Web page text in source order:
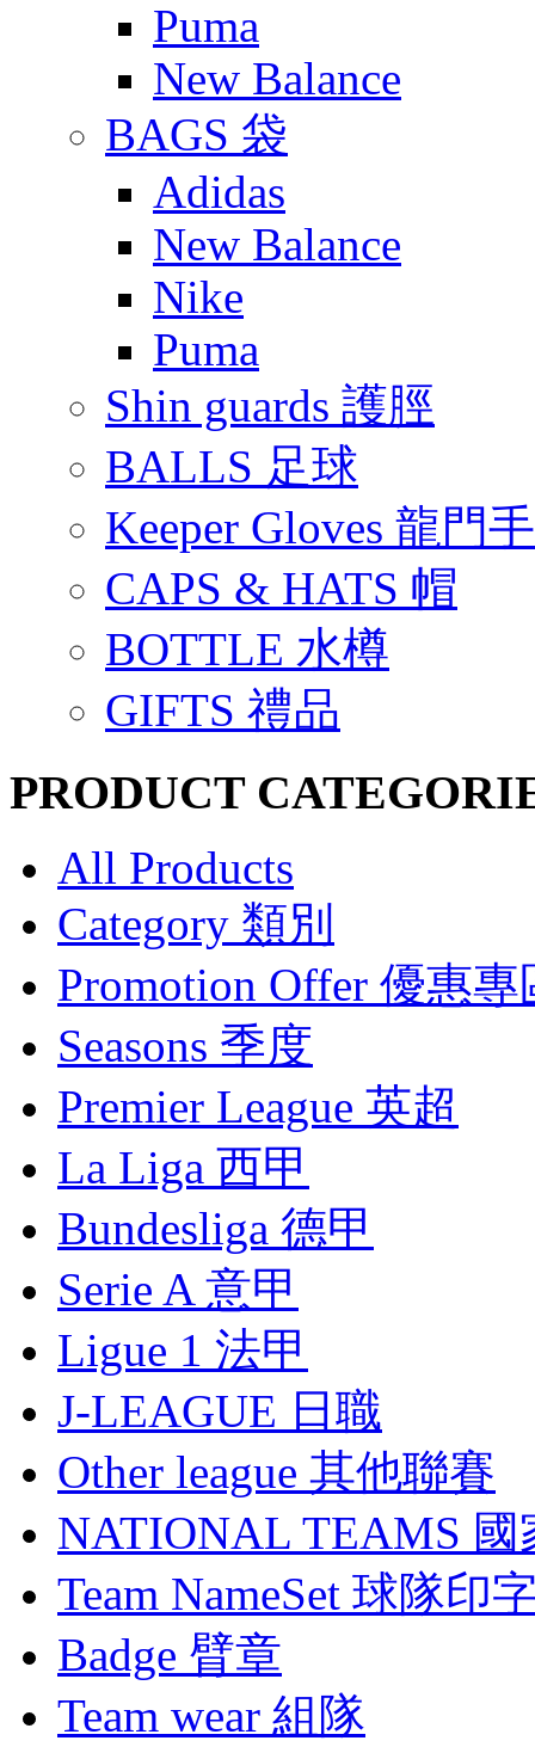
Puma
New Balance
BAGS 袋
Adidas
New Balance
Nike
Puma
Shin guards 護脛
BALLS 足球
Keeper Gloves 龍門
CAPS & HATS 帽
BOTTLE 水樽
GIFTS 禮品
PRODUCT
All Products
Category 類別
Promotion Offer 優惠專
Seasons 季度
Premier League 英超
La Liga 西甲
Bundesliga 德甲
Serie A 意甲
Ligue 1 法甲
J-LEAGUE 日職
Other league 其他聯賽
NATIONAL TEAMS 國
Team NameSet 球隊印
Badge 臂章
Team wear 組隊